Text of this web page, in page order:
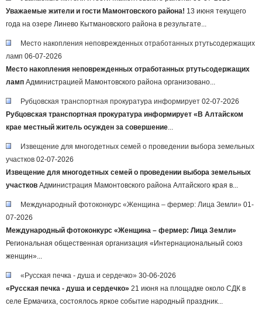
Уважаемые жители и гости Мамонтовского района! 13 июня текущего
года на озере Линево Кытмановского района в результате...
Место накопления неповрежденных отработанных ртутьсодержащих
ламп 06-07-2026
Место накопления неповрежденных отработанных ртутьсодержащих
ламп Администрацией Мамонтовского района организовано...
Рубцовская транспортная прокуратура информирует 02-07-2026
Рубцовская транспортная прокуратура информирует «В Алтайском
крае местный житель осужден за совершение...
Извещение для многодетных семей о проведении выбора земельных
участков 02-07-2026
Извещение для многодетных семей о проведении выбора земельных
участков Администрация Мамонтовского района Алтайского края в...
Международный фотоконкурс «Женщина – фермер: Лица Земли» 01-
07-2026
Международный фотоконкурс «Женщина – фермер: Лица Земли»
Региональная общественная организация «Интернациональный союз
женщин»...
«Русская печка - душа и сердечко» 30-06-2026
«Русская печка - душа и сердечко» 21 июня на площадке около СДК в
селе Ермачиха, состоялось яркое событие народный праздник...